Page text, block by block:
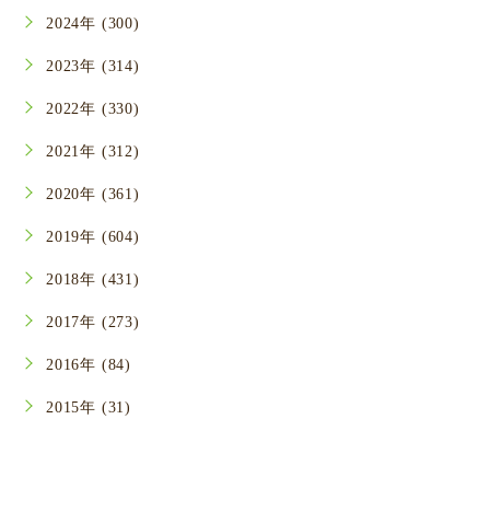
2024年 (300)
2023年 (314)
2022年 (330)
2021年 (312)
2020年 (361)
2019年 (604)
2018年 (431)
2017年 (273)
2016年 (84)
2015年 (31)